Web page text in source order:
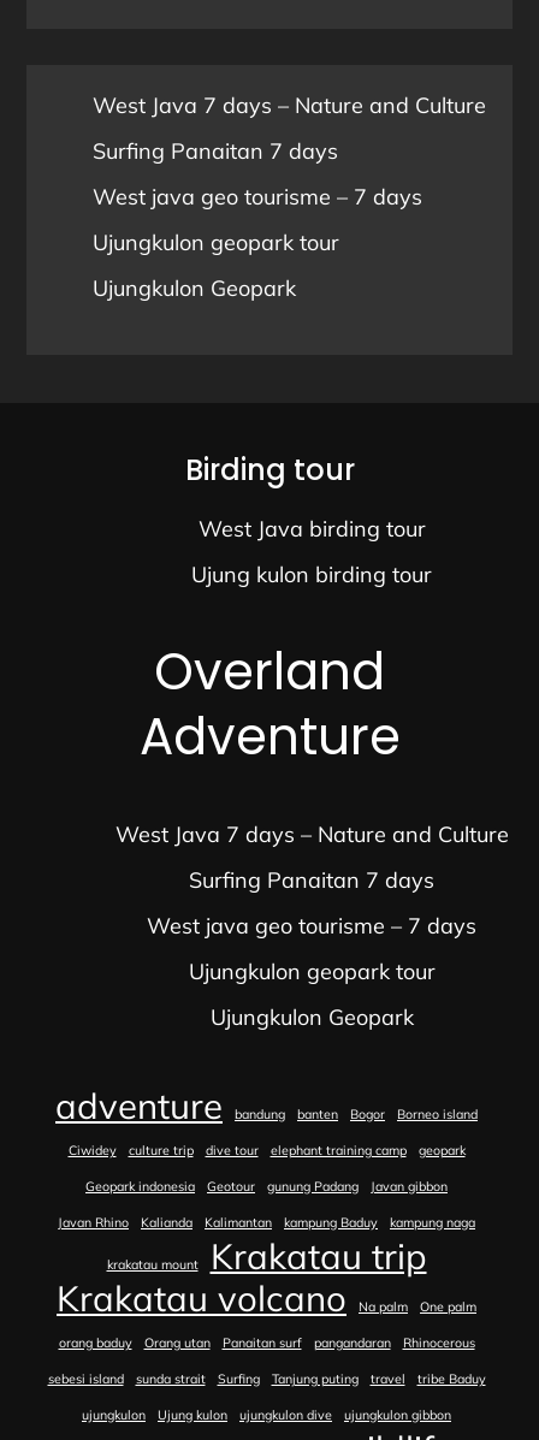
West Java 7 days – Nature and Culture
Surfing Panaitan 7 days
West java geo tourisme – 7 days
Ujungkulon geopark tour
Ujungkulon Geopark
Birding tour
West Java birding tour
Ujung kulon birding tour
Overland
Adventure
West Java 7 days – Nature and Culture
Surfing Panaitan 7 days
West java geo tourisme – 7 days
Ujungkulon geopark tour
Ujungkulon Geopark
adventure bandung banten Bogor Borneo island
Ciwidey culture trip dive tour elephant training camp geopark
Geopark indonesia Geotour gunung Padang Javan gibbon
Javan Rhino Kalianda Kalimantan kampung Baduy kampung naga
krakatau mount
Krakatau trip
Krakatau volcano
Na palm One palm
orang baduy Orang utan Panaitan surf pangandaran Rhinocerous
sebesi island sunda strait Surfing Tanjung puting travel tribe Baduy
ujungkulon Ujung kulon ujungkulon dive ujungkulon gibbon